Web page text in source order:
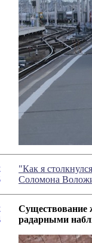
"Как я
Соломона
Существование
радарными